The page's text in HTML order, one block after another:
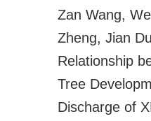
Zan Wang,
Zheng, Jian
Relationship
Tree
Discharge of